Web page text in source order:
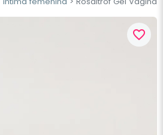
favorite_border